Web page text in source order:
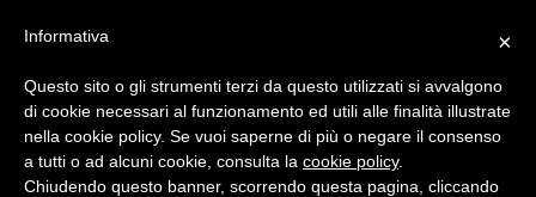
×
Informativa
Questo sito o gli strumenti terzi da questo utilizzati si avvalgono
di cookie necessari al funzionamento ed utili alle finalità illustrate
nella cookie policy. Se vuoi saperne di più o negare il consenso
a tutti o ad alcuni cookie, consulta la cookie policy.
Chiudendo questo banner, scorrendo questa pagina, cliccando